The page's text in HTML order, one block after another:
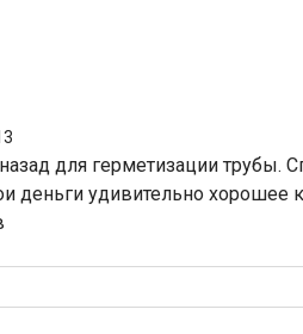
для герметизации трубы.
деньги удивительно хорошее